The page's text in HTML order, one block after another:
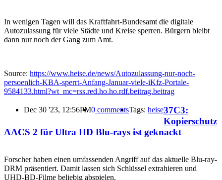
In wenigen Tagen will das Kraftfahrt-Bundesamt die digitale
Autozulassung für viele Städte und Kreise sperren. Bürgern bleibt
dann nur noch der Gang zum Amt.
Source: https://www.heise.de/news/Autozulassung-nur-noch-
persoenlich-KBA-sperrt-Anfang-Januar-viele-iKfz-Portale-
9584133.html?wt_mc=rss.red.ho.ho.rdf.beitrag.beitrag
Dec 30 '23, 12:56PM0 commentsTags: heise37C3:
Kopierschutz
AACS 2 für Ultra HD Blu-rays ist geknackt
Forscher haben einen umfassenden Angriff auf das aktuelle Blu-ray-
DRM präsentiert. Damit lassen sich Schlüssel extrahieren und
UHD-BD-Filme beliebig abspielen.